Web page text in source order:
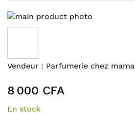
Skip
to
of
the
gallery
Skip
the
beginning
of
Vendeur : Parfumerie chez mama
8 000 CFA
En stock